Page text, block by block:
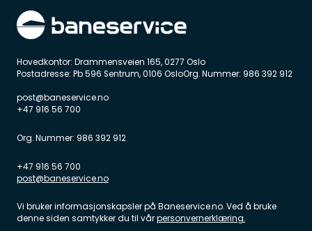
Hovedkontor: Drammensveien 165, 0277 Oslo
Postadresse: Pb 596 Sentrum, 0106 OsloOrg. Nummer: 986 392 912
post@baneservice.no
+47 916 56 700
Org. Nummer: 986 392 912
+47 916 56 700
post@baneservice.no
Vi bruker informasjonskapsler på Baneservice.no. Ved å bruke
denne siden samtykker du til vårpersonvernerklæring.